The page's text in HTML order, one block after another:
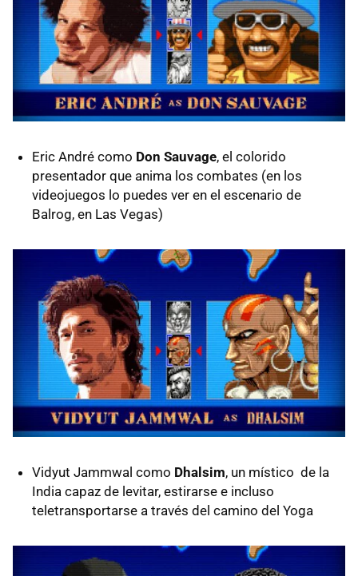
Eric André como Don Sauvage, el colorido
presentador que anima los combates (en los
videojuegos lo puedes ver en el escenario de
Balrog, en Las Vegas)
Vidyut Jammwal como Dhalsim, un místico de la
India capaz de levitar, estirarse e incluso
teletransportarse a través del camino del Yoga